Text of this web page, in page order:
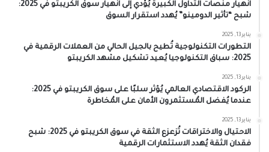
انهيار منصات التداول الكبيرة يُؤدي إلى انهيار سوق الكريبتو في 2025:
شبح “تأثير الدومينو” يُهدد استقرار السوق
يناير 13, 2025
التطورات التكنولوجية تُطيح بالجيل الحالي من العملات الرقمية في
2025: سباق التكنولوجيا يُعيد تشكيل مشهد الكريبتو
يناير 13, 2025
الركود الاقتصادي العالمي يُؤثر سلبًا على سوق الكريبتو في 2025:
عندما يُفضل المُستثمرون الأمان على المُخاطرة
يناير 13, 2025
الاحتيال والاختراقات تُزعزع الثقة في سوق الكريبتو في 2025: شبح
فقدان الثقة يُهدد الاستثمارات الرقمية